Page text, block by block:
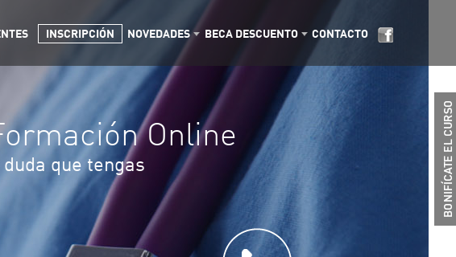
INSCRIPCIÓN NOVEDADES BECA DESCUENTO CONTACTO
Online
que tengas